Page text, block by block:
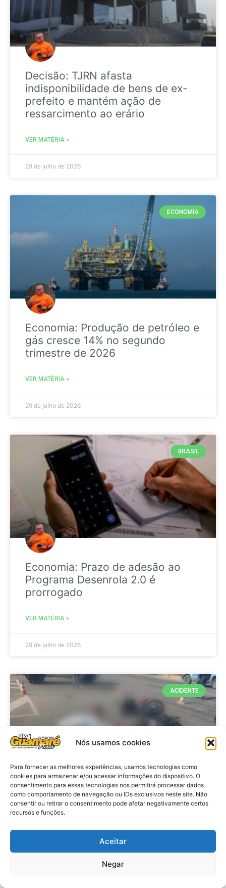
Nós usamos cookies
Para fornecer as melhores experiências, usamos tecnologias como
cookies para armazenar e/ou acessar informações do dispositivo. O
consentimento para essas tecnologias nos permitirá processar dados
como comportamento de navegação ou IDs exclusivos neste site. Não
consentir ou retirar o consentimento pode afetar negativamente certos
recursos e funções.
Aceitar
Negar
Decisão: TJRN afasta
indisponibilidade de bens de ex-
prefeito e mantém ação de
ressarcimento ao erário
VER MATÉRIA »
29 de julho de 2026
ECONOMIA
Economia: Produção de petróleo e
gás cresce 14% no segundo
trimestre de 2026
VER MATÉRIA »
29 de julho de 2026
BRASIL
Economia: Prazo de adesão ao
Programa Desenrola 2.0 é
prorrogado
VER MATÉRIA »
29 de julho de 2026
ACIDENTE
Acidente: A caminho do trabalho
professora se envolve em
acidente e vai a obito na RN 118
no Alto do Rodrigues, RN